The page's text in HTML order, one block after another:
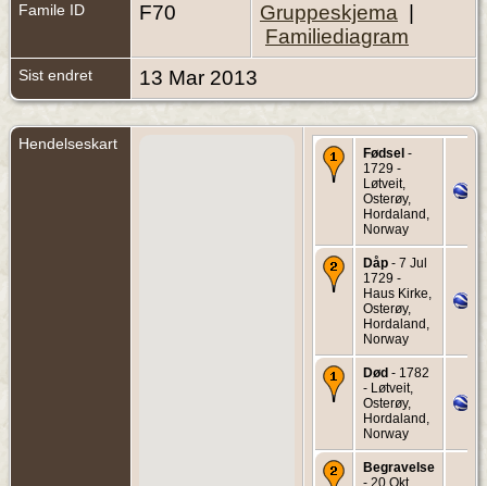
Famile ID F70 Gruppeskjema
Familiediagram
Sist endret 13 Mar 2013
Hendelseskart
Fødsel -
1729 -
Løtveit,
Osterøy,
Hordaland,
Norway
Dåp - 7 Jul
1729 -
Haus Kirke,
Osterøy,
Hordaland,
Norway
Død - 1782
- Løtveit,
Osterøy,
Hordaland,
Norway
Begravelse